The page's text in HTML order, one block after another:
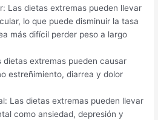
Las dietas extremas pueden llevar
lo que puede disminuir la tasa
más difícil perder peso a largo
dietas extremas pueden causar
estreñimiento, diarrea y dolor
Las dietas extremas pueden llevar
como ansiedad, depresión y